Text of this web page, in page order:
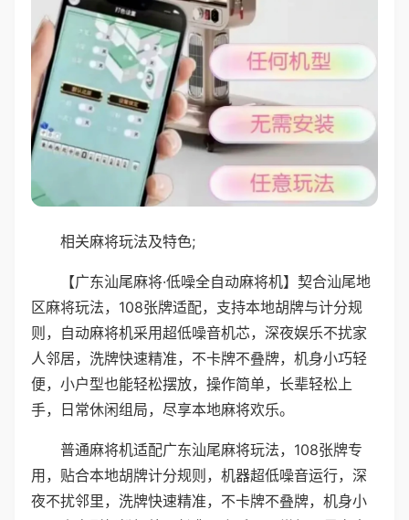
相关麻将玩法及特色;
【广东汕尾麻将·低噪全自动麻将机】契合汕尾地
区麻将玩法，108张牌适配，支持本地胡牌与计分规
则，自动麻将机采用超低噪音机芯，深夜娱乐不扰家
人邻居，洗牌快速精准，不卡牌不叠牌，机身小巧轻
便，小户型也能轻松摆放，操作简单，长辈轻松上
手，日常休闲组局，尽享本地麻将欢乐。
普通麻将机适配广东汕尾麻将玩法，108张牌专
用，贴合本地胡牌计分规则，机器超低噪音运行，深
夜不扰邻里，洗牌快速精准，不卡牌不叠牌，机身小